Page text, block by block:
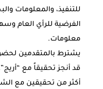
للتنفيذ، والمعلومات
الفرضية للرأي العام
معلومات.
يشترط بالمتقدمين
قد أنجز تحقيقاً مع
أكثر من تحقيقين مع